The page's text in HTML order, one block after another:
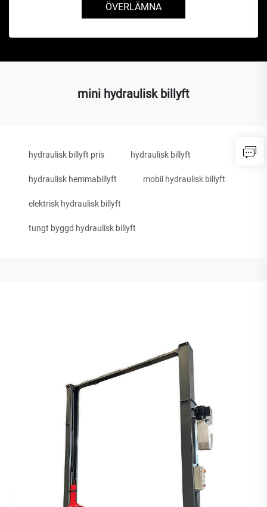
ÖVERLÄMNA
mini hydraulisk billyft
hydraulisk billyft pris hydraulisk billyft
hydraulisk hemmabillyft mobil hydraulisk billyft
elektrisk hydraulisk billyft
tungt byggd hydraulisk billyft